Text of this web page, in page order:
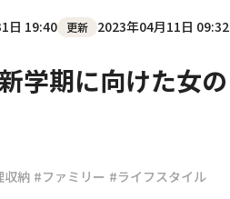
日 19:40 更新 2023年04月11日 09:32
学期に向けた女の
収納 #ファミリー #ライフスタイル